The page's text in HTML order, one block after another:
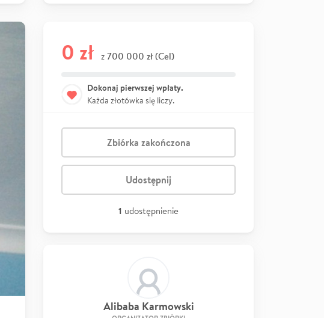
0 zł z 700 000 zł (Cel)
Dokonaj pierwszej wpłaty.
Każda złotówka się liczy.
Zbiórka zakończona
Udostępnij
1 udostępnienie
Alibaba Karmowski